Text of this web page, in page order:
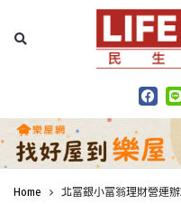
Home 北富銀小富翁理財營連